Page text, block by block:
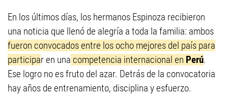
En los últimos días, los hermanos Espinoza recibieron
una noticia que llenó de alegría a toda la familia: ambos
fueron convocados entre los ocho mejores del país para
participar en una competencia internacional en Perú.
Ese logro no es fruto del azar. Detrás de la convocatoria
hay años de entrenamiento, disciplina y esfuerzo.